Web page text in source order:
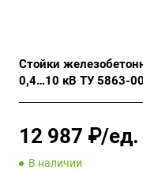
Стойки
0,4…10 кВ ТУ 5863-
12 987 ₽/ед.
В наличии